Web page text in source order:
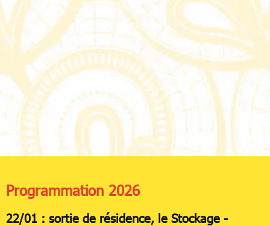
Programmation 2026
22/01 : sortie de résidence, le Stockage -